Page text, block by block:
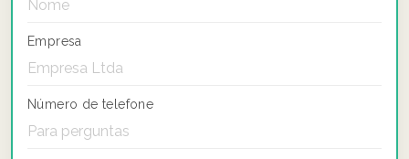
Empresa
Número de telefone